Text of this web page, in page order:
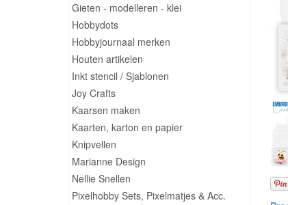
Gieten - modelleren - klei
Hobbydots
Hobbyjournaal merken
Houten artikelen
Inkt stencil / Sjablonen
Joy Crafts
Kaarsen maken
Kaarten, karton en papier
Knipvellen
Marianne Design
Nellie Snellen
Pixelhobby Sets, Pixelmatjes & Acc.